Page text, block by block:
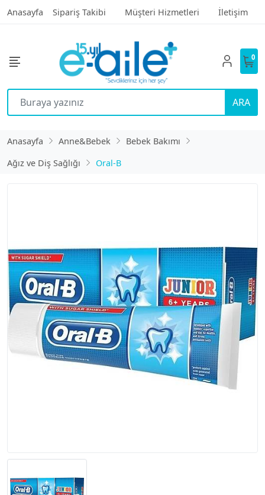
Anasayfa Sipariş Takibi Müşteri Hizmetleri İletişim
ARA
0
Anasayfa Anne&Bebek
Bebek Bakımı
Ağız ve Diş Sağlığı
Oral-B